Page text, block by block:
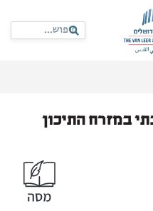
במזרח התיכון